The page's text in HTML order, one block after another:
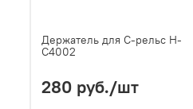
Держатель для С-рельс H-
C4002
280 руб./шт